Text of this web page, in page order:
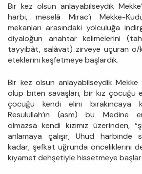
Bir kez olsun anlayabilseydik
harbi, meselâ Mirac’ı Mekke-
mekanları arasındaki yolculuğa
diyaloğun anahtar kelimelerini
tayyibât, salâvat) zirveye uçuran o/
eteklerini keşfetmeye başlardık.
Bir kez olsun anlayabilseydik Mekke
olup biten savaşları, bir kız çocuğu
çocuğu kendi elini bırakıncaya
Resulullah’ın (asm) bu Medine
olmazsa kendi kızımız üzerinden,
anlamaya çalışır, Uhud harbinde
kadar, şefkat uğrunda önceliklerini
kıyamet dehşetiyle hissetmeye